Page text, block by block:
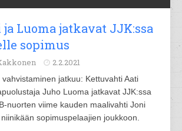
Luoma jatkavat JJK:ssa
sopimus
2.2.2021
jatkuu: Kettuvahti Aati
Juho Luoma jatkavat JJK:ssa
nuorten viime kauden maalivahti Joni
sopimuspelaajien joukkoon.